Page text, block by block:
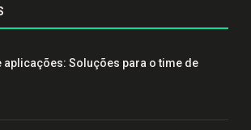
aplicações: Soluções para o time de